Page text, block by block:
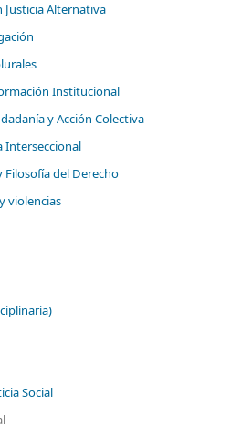
Justicia Alternativa
Institucional
y Acción Colectiva
Interseccional
del Derecho
violencias
Social